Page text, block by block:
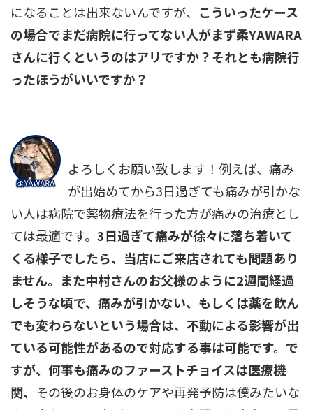
になることは出来ないんですが、 こういったケース
の場合でまだ病院に行ってない人がまず柔YAWARA
さんに行くというのはアリですか？それとも病院行
ったほうがいいですか？
よろしくお願い致します！例えば、痛み
が出始めてから3日過ぎても痛みが引かな
い人は病院で薬物療法を行った方が痛みの治療とし
ては最適です。 3日過ぎて痛みが徐々に落ち着いて
くる様子でしたら、当店にご来店されても問題あり
ません。また中村さんのお父様のように2週間経過
しそうな頃で、痛みが引かない、もしくは薬を飲ん
でも変わらないという場合は、不動による影響が出
ている可能性があるので対応する事は可能です。で
すが、何事も痛みのファーストチョイスは医療機
関、 その後のお身体のケアや再発予防は僕みたいな